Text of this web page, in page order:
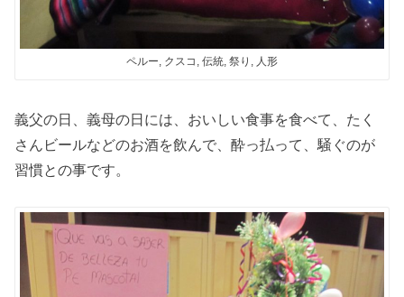
ペルー, クスコ, 伝統, 祭り, 人形
義父の日、義母の日には、おいしい食事を食べて、たく
さんビールなどのお酒を飲んで、酔っ払って、騒ぐのが
習慣との事です。